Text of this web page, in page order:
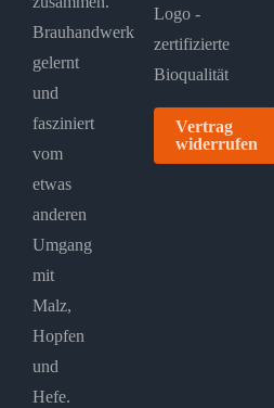
Brauhandwerk
gelernt
und
fasziniert
vom
etwas
anderen
Umgang
mit
Malz,
Hopfen
und
Hefe.
Vertrag
widerrufen